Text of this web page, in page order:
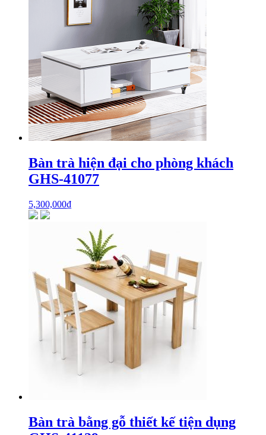
Bàn trà hiện đại cho phòng khách
GHS-41077
5,300,000₫
Bàn trà bằng gỗ thiết kế tiện dụng